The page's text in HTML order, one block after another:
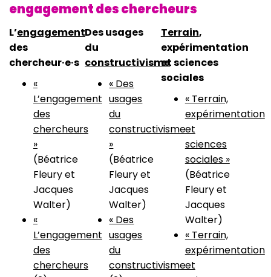
engagement des chercheurs
L’engagement
des
chercheur·e·s
«
L’engagement
des
chercheurs
»
(Béatrice
Fleury et
Jacques
Walter)
«
L’engagement
des
chercheurs
Des usages
du
constructivisme
« Des
usages
du
constructivisme
»
(Béatrice
Fleury et
Jacques
Walter)
« Des
usages
du
constructivisme
Terrain,
expérimentation
et sciences
sociales
« Terrain,
expérimentation
et
sciences
sociales »
(Béatrice
Fleury et
Jacques
Walter)
« Terrain,
expérimentation
et